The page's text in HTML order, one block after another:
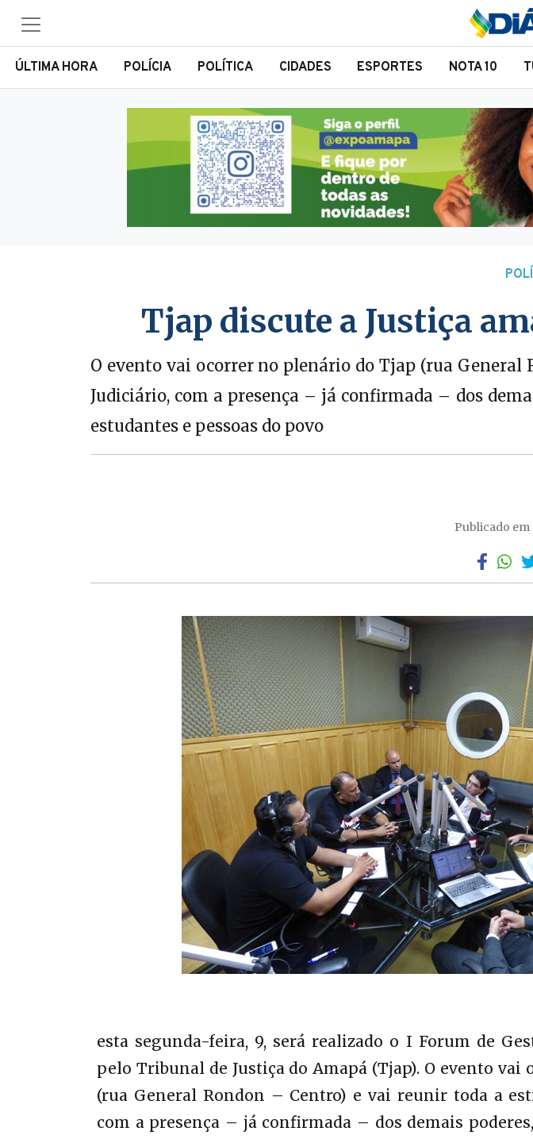
ÚLTIMA HORA POLÍCIA POLÍTICA CIDADES ESPORTES NOTA 10
Tjap discute a Justiça
O evento vai ocorrer no plenário do Tjap (rua
Judiciário, com a presença – já confirmada – dos
estudantes e pessoas do povo
Publicado em
esta segunda-feira, 9, será realizado o I Forum de
pelo Tribunal de Justiça do Amapá (Tjap). O evento
(rua General Rondon – Centro) e vai reunir toda a
com a presença – já confirmada – dos demais